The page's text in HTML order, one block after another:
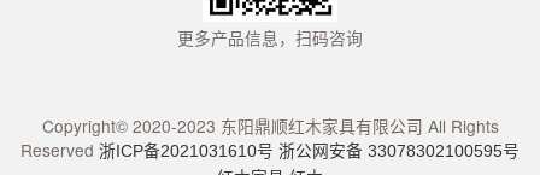
更多产品信息，扫码咨询
Copyright© 2020-2023 东阳鼎顺红木家具有限公司 All Rights
Reserved 浙ICP备2021031610号 浙公网安备 33078302100595号